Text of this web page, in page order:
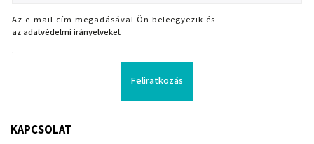
Az e-mail cím megadásával Ön beleegyezik és
az adatvédelmi irányelveket
.
Feliratkozás
KAPCSOLAT